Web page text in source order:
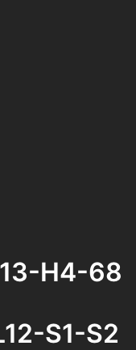
H4-68
S1-S2